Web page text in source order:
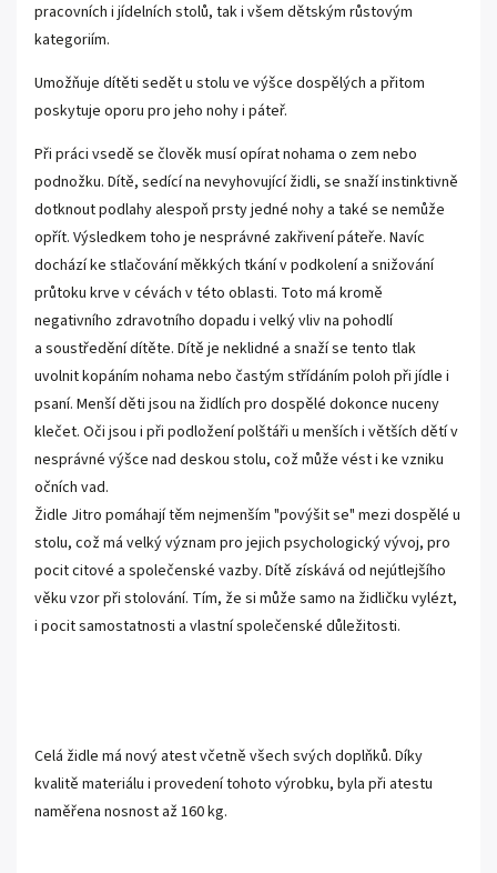
pracovních i jídelních stolů, tak i všem dětským růstovým
kategoriím.
Umožňuje dítěti sedět u stolu ve výšce dospělých a přitom
poskytuje oporu pro jeho nohy i páteř.
Při práci vsedě se člověk musí opírat nohama o zem nebo
podnožku. Dítě, sedící na nevyhovující židli, se snaží instinktivně
dotknout podlahy alespoň prsty jedné nohy a také se nemůže
opřít. Výsledkem toho je nesprávné zakřivení páteře. Navíc
dochází ke stlačování měkkých tkání v podkolení a snižování
průtoku krve v cévách v této oblasti. Toto má kromě
negativního zdravotního dopadu i velký vliv na pohodlí
a soustředění dítěte. Dítě je neklidné a snaží se tento tlak
uvolnit kopáním nohama nebo častým střídáním poloh při jídle i
psaní. Menší děti jsou na židlích pro dospělé dokonce nuceny
klečet. Oči jsou i při podložení polštáři u menších i větších dětí v
nesprávné výšce nad deskou stolu, což může vést i ke vzniku
očních vad.
Židle Jitro pomáhají těm nejmenším "povýšit se" mezi dospělé u
stolu, což má velký význam pro jejich psychologický vývoj, pro
pocit citové a společenské vazby. Dítě získává od nejútlejšího
věku vzor při stolování. Tím, že si může samo na židličku vylézt,
i pocit samostatnosti a vlastní společenské důležitosti.
Celá židle má nový atest včetně všech svých doplňků. Díky
kvalitě materiálu i provedení tohoto výrobku, byla při atestu
naměřena nosnost až 160 kg.